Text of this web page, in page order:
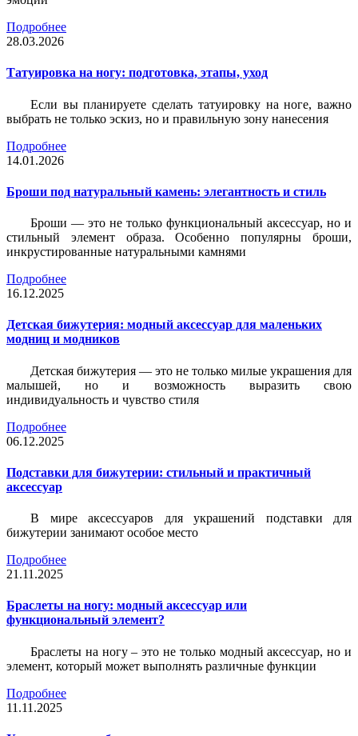
Подробнее
28.03.2026
Татуировка на ногу: подготовка, этапы, уход
Если вы планируете сделать татуировку на ноге, важно
выбрать не только эскиз, но и правильную зону нанесения
Подробнее
14.01.2026
Броши под натуральный камень: элегантность и стиль
Броши — это не только функциональный аксессуар, но и
стильный элемент образа. Особенно популярны броши,
инкрустированные натуральными камнями
Подробнее
16.12.2025
Детская бижутерия: модный аксессуар для маленьких
модниц и модников
Детская бижутерия — это не только милые украшения для
малышей, но и возможность выразить свою
индивидуальность и чувство стиля
Подробнее
06.12.2025
Подставки для бижутерии: стильный и практичный
аксессуар
В мире аксессуаров для украшений подставки для
бижутерии занимают особое место
Подробнее
21.11.2025
Браслеты на ногу: модный аксессуар или
функциональный элемент?
Браслеты на ногу – это не только модный аксессуар, но и
элемент, который может выполнять различные функции
Подробнее
11.11.2025